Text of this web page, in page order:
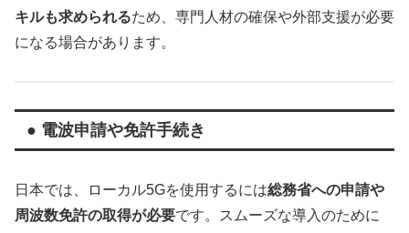
キルも求められるため、専門人材の確保や外部支援が必要
になる場合があります。
● 電波申請や免許手続き
日本では、ローカル5Gを使用するには総務省への申請や
周波数免許の取得が必要です。スムーズな導入のために